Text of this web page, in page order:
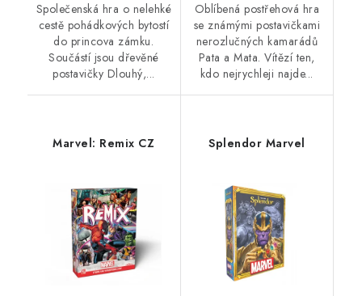
Společenská hra o nelehké
cestě pohádkových bytostí
do princova zámku.
Součástí jsou dřevěné
postavičky Dlouhý,...
Oblíbená postřehová hra
se známými postavičkami
nerozlučných kamarádů
Pata a Mata. Vítězí ten,
kdo nejrychleji najde...
Marvel: Remix CZ Splendor Marvel